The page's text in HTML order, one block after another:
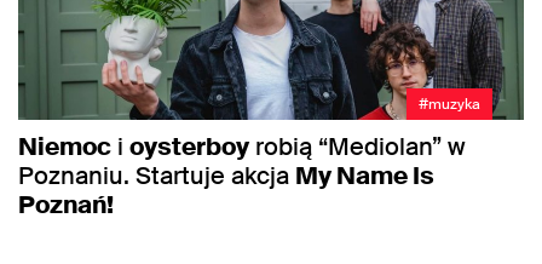
#muzyka
Niemoc i oysterboy robią “Mediolan” w
Poznaniu. Startuje akcja My Name Is
Poznań!